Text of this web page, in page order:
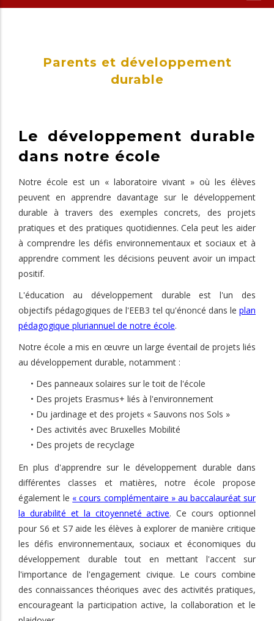
Parents et développement
durable
Le développement durable
dans notre école
Notre école est un « laboratoire vivant » où les élèves
peuvent en apprendre davantage sur le développement
durable à travers des exemples concrets, des projets
pratiques et des pratiques quotidiennes. Cela peut les aider
à comprendre les défis environnementaux et sociaux et à
apprendre comment les décisions peuvent avoir un impact
positif.
L'éducation au développement durable est l'un des
objectifs pédagogiques de l'EEB3 tel qu'énoncé dans le plan
pédagogique pluriannuel de notre école.
Notre école a mis en œuvre un large éventail de projets liés
au développement durable, notamment :
• Des panneaux solaires sur le toit de l'école
• Des projets Erasmus+ liés à l'environnement
• Du jardinage et des projets « Sauvons nos Sols »
• Des activités avec Bruxelles Mobilité
• Des projets de recyclage
En plus d'apprendre sur le développement durable dans
différentes classes et matières, notre école propose
également le « cours complémentaire » au baccalauréat sur
la durabilité et la citoyenneté active. Ce cours optionnel
pour S6 et S7 aide les élèves à explorer de manière critique
les défis environnementaux, sociaux et économiques du
développement durable tout en mettant l'accent sur
l'importance de l'engagement civique. Le cours combine
des connaissances théoriques avec des activités pratiques,
encourageant la participation active, la collaboration et le